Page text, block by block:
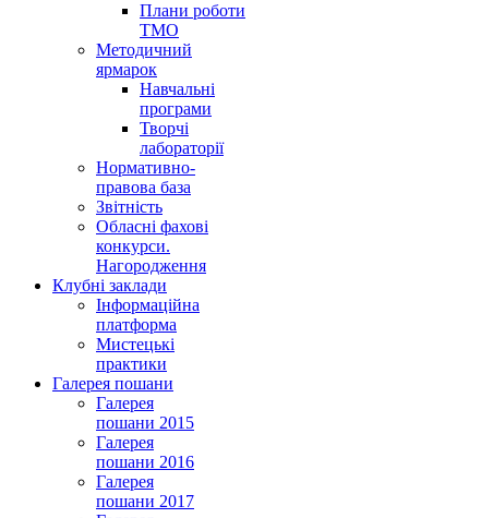
Плани роботи
ТМО
Методичний
ярмарок
Навчальні
програми
Творчі
лабораторії
Нормативно-
правова база
Звітність
Обласні фахові
конкурси.
Нагородження
Клубні заклади
Інформаційна
платформа
Мистецькі
практики
Галерея пошани
Галерея
пошани 2015
Галерея
пошани 2016
Галерея
пошани 2017